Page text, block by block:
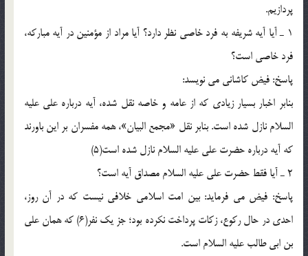
پردازیم.
1 ـ آیا آیه شریفه به فرد خاصی نظر دارد؟ آیا مراد از مؤمنین در آیه مبارکه،
فرد خاصی است؟
پاسخ: فیض کاشانی می نویسد:
بنابر اخبار بسیار زیادی که از عامه و خاصه نقل شده، آیه درباره علی علیه
السلام نازل شده است. بنابر نقل «مجمع البیان»، همه مفسران بر این باورند
که آیه درباره حضرت علی علیه السلام نازل شده است(5)
2 ـ آیا فقط حضرت علی علیه السلام مصداق آیه است؟
پاسخ: فیض می فرماید: بین امت اسلامی خلافی نیست که در آن روز،
احدی در حال رکوع، زکات پرداخت نکرده بود؛ جز یک نفر(6) که همان علی
بن ابی طالب علیه السلام است.